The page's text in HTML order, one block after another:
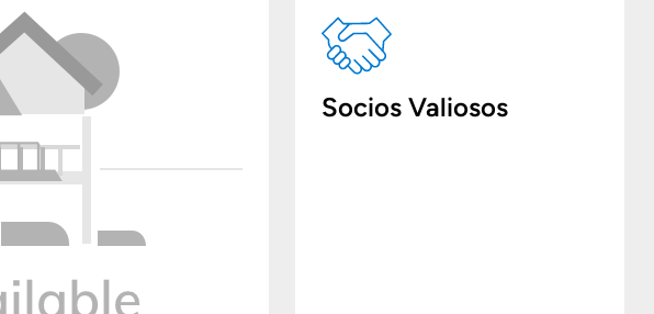
Socios Valiosos